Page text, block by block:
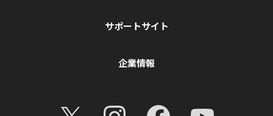
サポートサイト
企業情報